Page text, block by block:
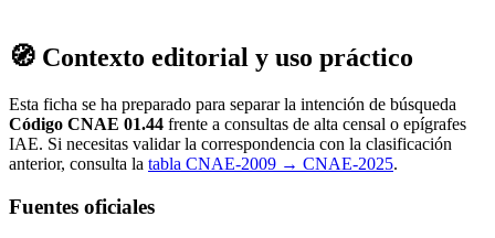
🧭 Contexto editorial y uso práctico
Esta ficha se ha preparado para separar la intención de búsqueda
Código CNAE 01.44 frente a consultas de alta censal o epígrafes
IAE. Si necesitas validar la correspondencia con la clasificación
anterior, consulta la tabla CNAE-2009 → CNAE-2025.
Fuentes oficiales